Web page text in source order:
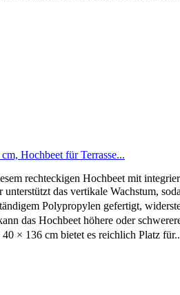
Hochbeet für Terrasse...
rechteckigen Hochbeet mit
das vertikale Wachstum,
Polypropylen gefertigt,
das Hochbeet höhere oder
× 136 cm bietet es reichlich Platz